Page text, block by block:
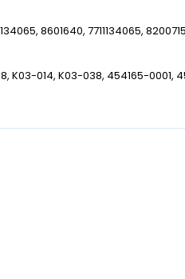
8601640, 7711134065,
014, K03-038, 454165-0001,